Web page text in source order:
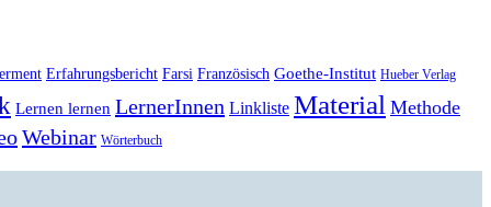
Erfahrungsbericht Farsi Französisch Goethe-Institut Hueber Verlag
Lernen lernen LernerInnen Linkliste Material Methode
Webinar Wörterbuch